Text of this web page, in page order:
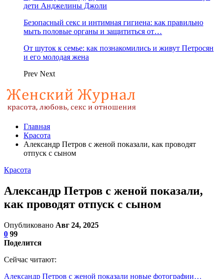
дети Анджелины Джоли
Безопасный секс и интимная гигиена: как правильно
мыть половые органы и защититься от…
От шуток к семье: как познакомились и живут Петросян
и его молодая жена
Prev Next
Главная
Красота
Александр Петров с женой показали, как проводят
отпуск с сыном
Красота
Александр Петров с женой показали,
как проводят отпуск с сыном
Опубликовано Авг 24, 2025
0 99
Поделится
Сейчас читают:
Александр Петров с женой показали новые фотографии…